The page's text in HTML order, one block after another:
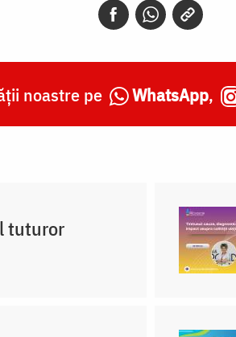
noastre pe WhatsApp,
tuturor